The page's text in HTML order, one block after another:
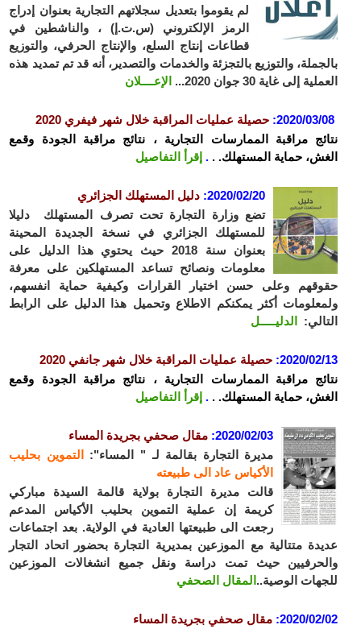
لم يقوموا بتعديل سجلاتهم التجارية بعنوان إدراج
الرمز الإلكتروني (س.ت.إ) ، والناشطين في
قطاعات إنتاج السلع، والإنتاج الحرفي، والتوزيع
والتوزيع بالتجزئة والخدمات والتصدير، أنه قد تم تمديد هذه
إلى غاية30 جوان 2020 ...الإعــــلان
2020/03/
:حصيلة عمليات المراقبة خلال شهر فيفري 2020
مراقبة الممارسات التجارية ، نتائج مراقبة الجودة وقمع
حماية المستهلك. ..إقرأ التفاصيل
2020/02/20
:دليل المستهلك الجزائري
تضع وزارة التجارة تحت تصرف المستهلك دليلا
للمستهلك الجزائري في نسخة الجديدة المحينة
بعنوان سنة 2018 حيث يحتوي هذا الدليل على
معلومات ونصائح تساعد المستهلكين على معرفة
وعلى حسن اختيار القرارات وكيفية حماية انفسهم،
أكثر يمكنكم الاطلاع وتحميل هذا الدليل على الرابط
الدليـــــل
2020/
:حصيلة عمليات المراقبة خلال شهر جانفي 2020
مراقبة الممارسات التجارية ، نتائج مراقبة الجودة وقمع
حماية المستهلك. ..إقرأ التفاصيل
2020/02/03: مقال صحفي بجريدة المساء
مديرة التجارة بقالمة لـ " المساء":التموين بحليب
الأكياس عاد الى طبيعته
قالت مديرة التجارة بولاية قالمة السيدة مباركي
كريمة إن عملية التموين بحليب الأكياس المدعم
رجعت الى طبيعتها العادية في الولاية. بعد اجتماعات
متتالية مع الموزعين بمديرية التجارة بحضور اتحاد التجار
حيث تمت دراسة ونقل جميع انشغالات الموزعين
الوصية..المقال الصحفي
2020/ مقال صحفي بجريدة المساء